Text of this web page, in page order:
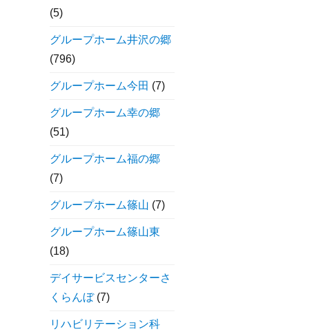
(5)
グループホーム井沢の郷
(796)
グループホーム今田 (7)
グループホーム幸の郷
(51)
グループホーム福の郷
(7)
グループホーム篠山 (7)
グループホーム篠山東
(18)
デイサービスセンターさ
くらんぼ(7)
リハビリテーション科